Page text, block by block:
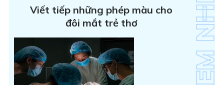
Viết tiếp những phép màu cho
đôi mắt trẻ thơ